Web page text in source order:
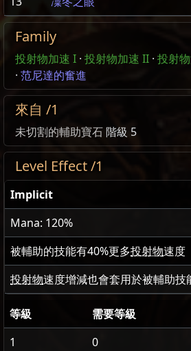
Family
投射物加速 I · 投射物加速 II · 投射
· 范尼達的奮進
來自 /1
未切割的輔助寶石階級 5
Level Effect /1
Implicit
Mana: 120%
被輔助的技能有40%更多投射物速度
投射物速度增減也會套用於被輔助技
等級 需要等級
1
0